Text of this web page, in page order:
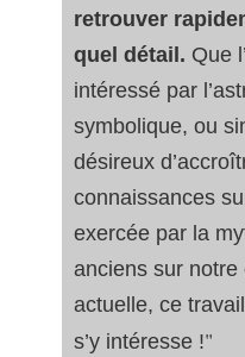
retrouver
quel détail. Que
intéressé par
symbolique, ou
désireux
connaissances
exercée par la
anciens sur notre
actuelle, ce
s’y intéresse !"